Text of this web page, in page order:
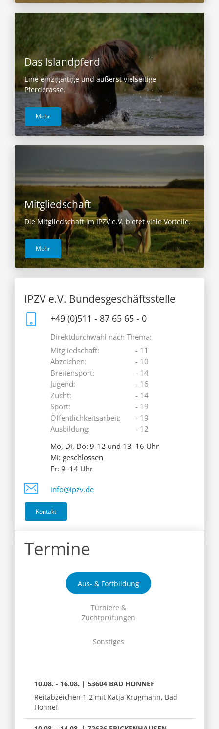
Das Islandpferd
Eine einzigartige und äußerst vielseitige
Pferderasse.
Mehr
Mitgliedschaft
Die Mitgliedschaft im IPZV e.V. bietet viele Vorteile.
Mehr
IPZV e.V. Bundesgeschäftsstelle
+49 (0)511 - 87 65 65 - 0
Direktdurchwahl nach Thema:
Mitgliedschaft:
Abzeichen:
Breitensport:
Jugend:
Zucht:
Sport:
Öffentlichkeitsarbeit:
Ausbildung:
- 11
- 10
- 14
- 16
- 14
- 19
- 19
- 12
Mo, Di, Do: 9-12 und 13–16 Uhr
Mi: geschlossen
Fr: 9–14 Uhr
info@ipzv.de
Kontakt
Termine
Aus- & Fortbildung
Turniere &
Zuchtprüfungen
Sonstiges
10.08. - 16.08. | 53604 BAD HONNEF
Reitabzeichen 1-2 mit Katja Krugmann, Bad
Honnef